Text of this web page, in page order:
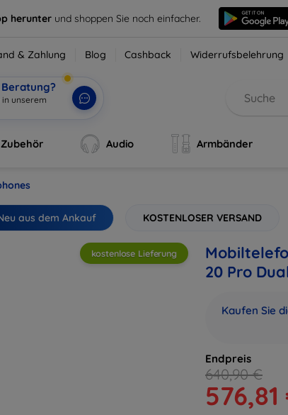
herunter und shoppen Sie noch einfacher.
& Zahlung Blog Cashback Widerrufsbelehrung
Zubehör Audio Armbänder
aus dem Ankauf KOSTENLOSER VERSAND
kostenlose Lieferung
20 Pro
Kaufen Sie
Endpreis
640,90 €
576,81